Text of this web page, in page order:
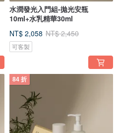
水潤發光入門組-拋光安瓶
10ml+水乳精華30ml
NT$ 2,058 NT$ 2,450
可客製
84 折